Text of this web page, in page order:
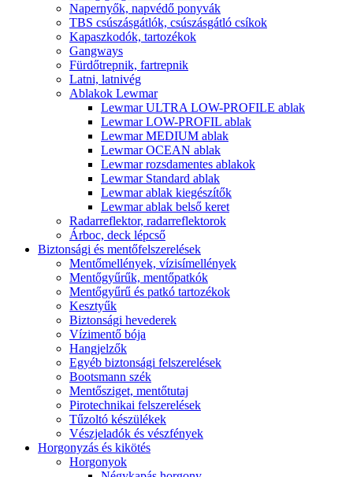
Napernyők, napvédő ponyvák
TBS csúszásgátlók, csúszásgátló csíkok
Kapaszkodók, tartozékok
Gangways
Fürdőtrepnik, fartrepnik
Latni, latnivég
Ablakok Lewmar
Lewmar ULTRA LOW-PROFILE ablak
Lewmar LOW-PROFIL ablak
Lewmar MEDIUM ablak
Lewmar OCEAN ablak
Lewmar rozsdamentes ablakok
Lewmar Standard ablak
Lewmar ablak kiegészítők
Lewmar ablak belső keret
Radarreflektor, radarreflektorok
Árboc, deck lépcső
Biztonsági és mentőfelszerelések
Mentőmellények, vízisímellények
Mentőgyűrűk, mentőpatkók
Mentőgyűrű és patkó tartozékok
Kesztyűk
Biztonsági hevederek
Vízimentő bója
Hangjelzők
Egyéb biztonsági felszerelések
Bootsmann szék
Mentősziget, mentőtutaj
Pirotechnikai felszerelések
Tűzoltó készülékek
Vészjeladók és vészfények
Horgonyzás és kikötés
Horgonyok